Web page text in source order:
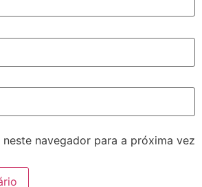
neste navegador para a próxima vez